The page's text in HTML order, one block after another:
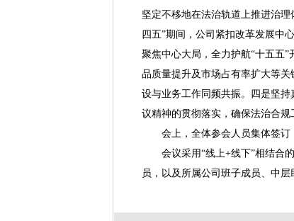
坚定不移地在法治轨道上推进治
四五”期间，公司紧扣改革发展中
聚焦中心大局，全力护航“十五五
品质量提升及市场占有率扩大等
设与业务工作同频共振。四是坚
议精神的贯彻落实，确保法治合规
会上，全体参会人员集体签订
会议采用“线上+线下”相结合的
员，以及所属公司班子成员、中